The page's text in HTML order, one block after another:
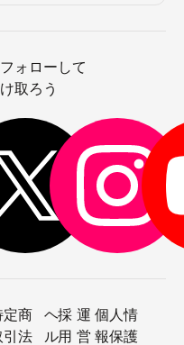
ォローして
取ろう
定商
引法
ヘ
ル
採
用
運
営
個人情
報保護